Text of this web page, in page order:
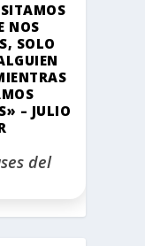
NOS
SOLO
– JULIO
del